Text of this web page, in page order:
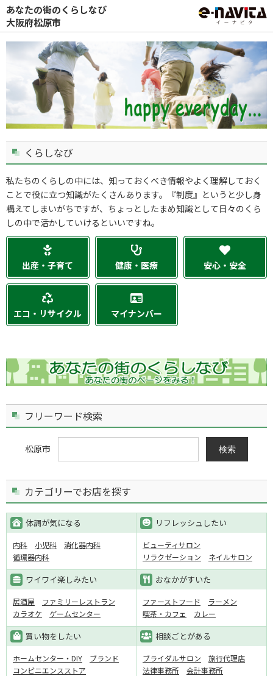
あなたの街のくらしなび
大阪府松原市
くらしなび
私たちのくらしの中には、知っておくべき情報やよく理解しておく
ことで役に立つ知識がたくさんあります。『制度』というと少し身
構えてしまいがちですが、ちょっとしたまめ知識として日々のくら
しの中で活かしていけるといいですね。
出産・子育て 健康・医療 安心・安全
エコ・リサイクル マイナンバー
フリーワード検索
松原市 検索
カテゴリーでお店を探す
体調が気になる
内科 小児科
消化器内科
循環器内科
リフレッシュしたい
ビューティサロン
リラクゼーション
ネイルサロン
ワイワイ楽しみたい
居酒屋
ファミリーレストラン
カラオケ
ゲームセンター
おなかがすいた
ファーストフード
ラーメン
喫茶・カフェ
カレー
買い物をしたい
ホームセンター・DIY
ブランド
コンビニエンスストア
相談ごとがある
ブライダルサロン
旅行代理店
法律事務所
会計事務所